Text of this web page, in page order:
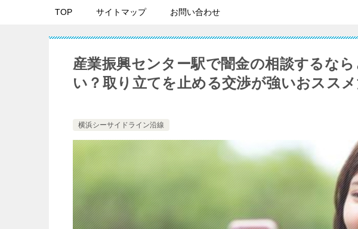
TOP サイトマップ お問い合わせ
産業振興センター駅で闇金の相談するな
い？取り立てを止める交渉が強いおスス
横浜シーサイドライン沿線